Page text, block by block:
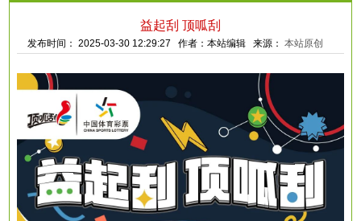
益起刮 顶呱刮
发布时间： 2025-03-30 12:29:27 作者：本站编辑 来源：本站原创